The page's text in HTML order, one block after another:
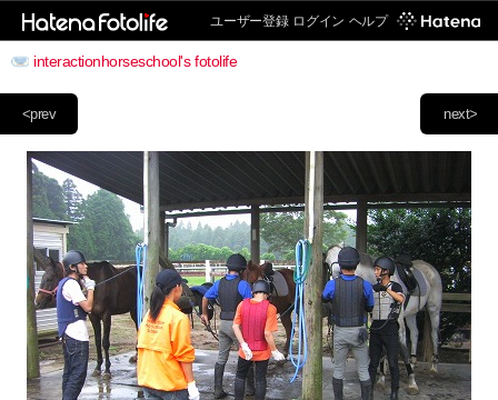
ユーザー登録 ログイン ヘルプ
interactionhorseschool's fotolife
next>
<prev